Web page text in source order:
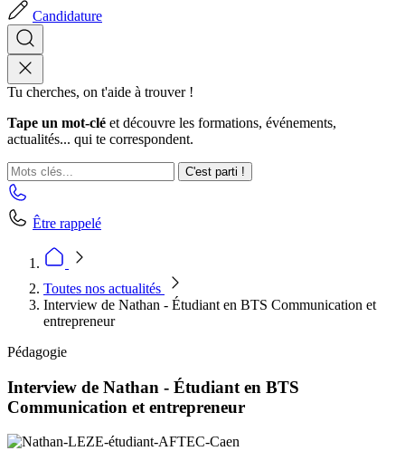
Candidature
Tu cherches, on t'aide à trouver !
Tape un mot-clé et découvre les formations, événements,
actualités... qui te correspondent.
C'est parti !
Être rappelé
Toutes nos actualités
Interview de Nathan - Étudiant en BTS Communication et
entrepreneur
Pédagogie
Interview de Nathan - Étudiant en BTS
Communication et entrepreneur